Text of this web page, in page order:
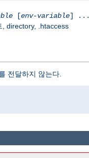
[env-variable] ...
, directory, .htaccess
전달하지 않는다.